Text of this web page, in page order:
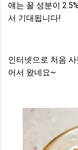
얘는 꿀 성분이
서 기대됩니다!
인터넷으로 처음
어서 왔네요~